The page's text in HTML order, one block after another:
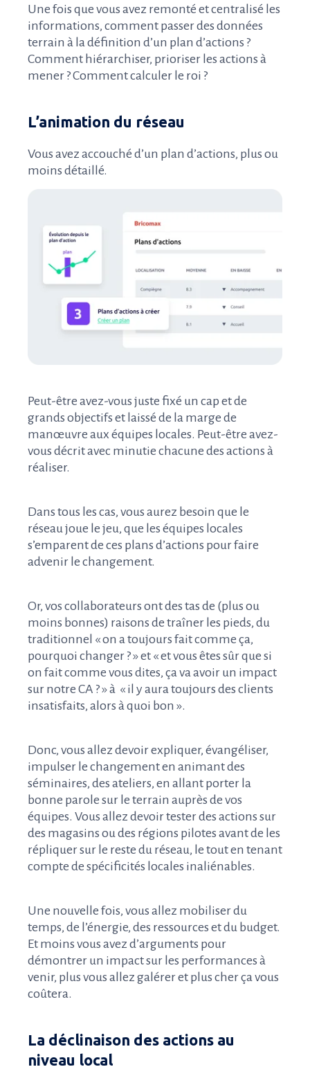
Une fois que vous avez remonté et centralisé les
informations, comment passer des données
terrain à la définition d’un plan d’actions ?
Comment hiérarchiser, prioriser les actions à
mener ? Comment calculer le roi ?
L’animation du réseau
Vous avez accouché d’un plan d’actions, plus ou
moins détaillé.
Peut-être avez-vous juste fixé un cap et de
grands objectifs et laissé de la marge de
manœuvre aux équipes locales. Peut-être avez-
vous décrit avec minutie chacune des actions à
réaliser.
Dans tous les cas, vous aurez besoin que le
réseau joue le jeu, que les équipes locales
s’emparent de ces plans d’actions pour faire
advenir le changement.
Or, vos collaborateurs ont des tas de (plus ou
moins bonnes) raisons de traîner les pieds, du
traditionnel « on a toujours fait comme ça,
pourquoi changer ? » et « et vous êtes sûr que si
on fait comme vous dites, ça va avoir un impact
sur notre CA ? » à « il y aura toujours des clients
insatisfaits, alors à quoi bon ».
Donc, vous allez devoir expliquer, évangéliser,
impulser le changement en animant des
séminaires, des ateliers, en allant porter la
bonne parole sur le terrain auprès de vos
équipes. Vous allez devoir tester des actions sur
des magasins ou des régions pilotes avant de les
répliquer sur le reste du réseau, le tout en tenant
compte de spécificités locales inaliénables.
Une nouvelle fois, vous allez mobiliser du
temps, de l’énergie, des ressources et du budget.
Et moins vous avez d’arguments pour
démontrer un impact sur les performances à
venir, plus vous allez galérer et plus cher ça vous
coûtera.
La déclinaison des actions au
niveau local